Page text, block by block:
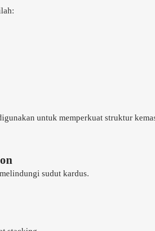
untuk memperkuat struktur
sudut kardus.